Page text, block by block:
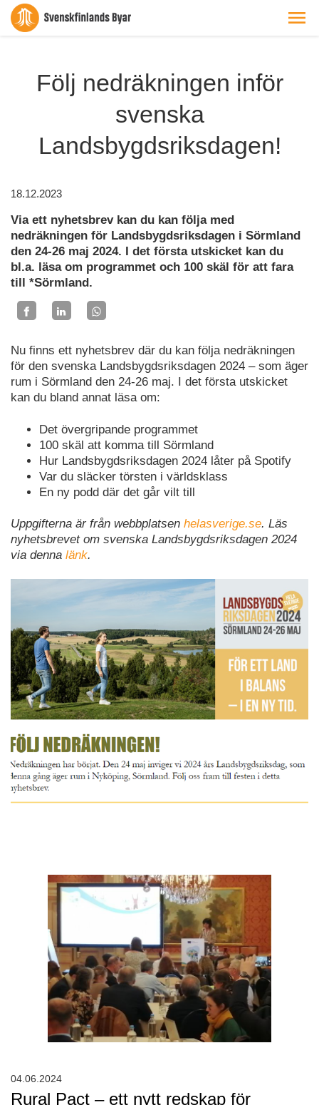
Följ nedräkningen inför
svenska
Landsbygdsriksdagen!
18.12.2023
Via ett nyhetsbrev kan du kan följa med
nedräkningen för Landsbygdsriksdagen i Sörmland
den 24-26 maj 2024. I det första utskicket kan du
bl.a. läsa om programmet och 100 skäl för att fara
till *Sörmland.
Nu finns ett nyhetsbrev där du kan följa nedräkningen
för den svenska Landsbygdsriksdagen 2024 – som äger
rum i Sörmland den 24-26 maj. I det första utskicket
kan du bland annat läsa om:
Det övergripande programmet
100 skäl att komma till Sörmland
Hur Landsbygdsriksdagen 2024 låter på Spotify
Var du släcker törsten i världsklass
En ny podd där det går vilt till
Uppgifterna är från webbplatsen helasverige.se. Läs
nyhetsbrevet om svenska Landsbygdsriksdagen 2024
via denna länk.
Rural Pact – ett nytt redskap för
04.06.2024